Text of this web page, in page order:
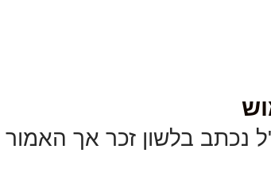
נכתב בלשון זכר אך